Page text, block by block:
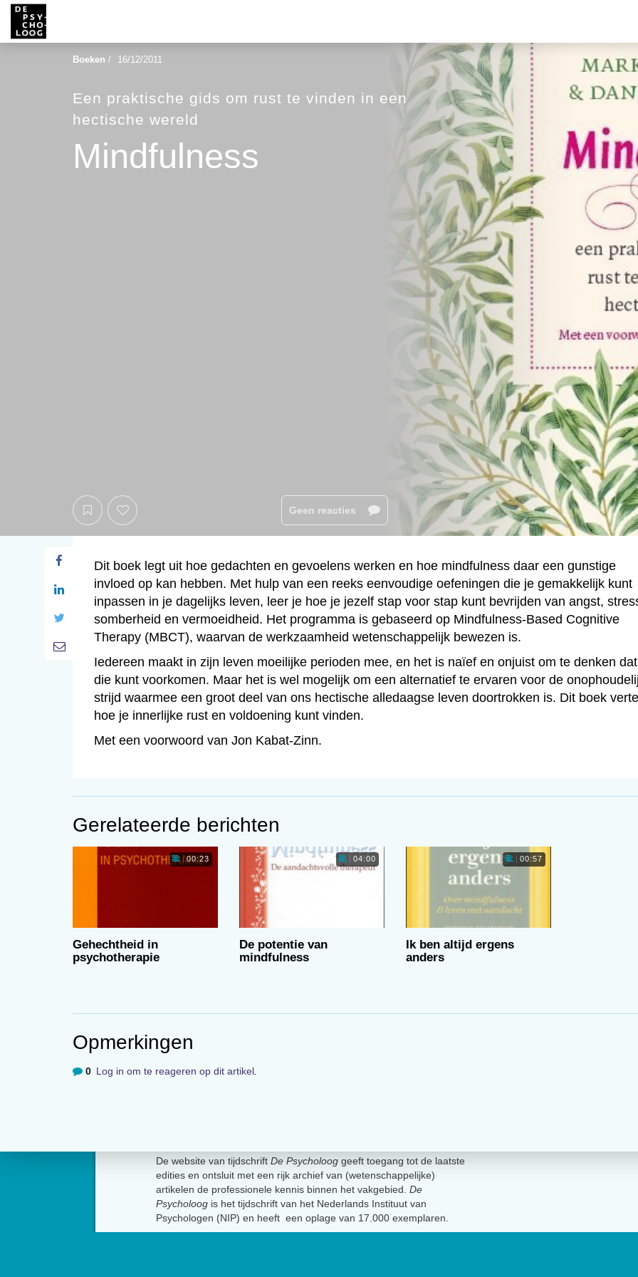
Boeken / 16/12/2011
Een praktische gids om rust te vinden in een
hectische wereld
Mindfulness
Geen reacties
Dit boek legt uit hoe gedachten en gevoelens werken en hoe mindfulness daar een gunstige
invloed op kan hebben. Met hulp van een reeks eenvoudige oefeningen die je gemakkelijk kunt
inpassen in je dagelijks leven, leer je hoe je jezelf stap voor stap kunt bevrijden van angst,
somberheid en vermoeidheid. Het programma is gebaseerd op Mindfulness-Based Cognitive
Therapy (MBCT), waarvan de werkzaamheid wetenschappelijk bewezen is.
Iedereen maakt in zijn leven moeilijke perioden mee, en het is naïef en onjuist om te denken
die kunt voorkomen. Maar het is wel mogelijk om een alternatief te ervaren voor de
strijd waarmee een groot deel van ons hectische alledaagse leven doortrokken is. Dit boek
hoe je innerlijke rust en voldoening kunt vinden.
Met een voorwoord van Jon Kabat-Zinn.
Gerelateerde berichten
00:23
Gehechtheid in
psychotherapie
04:00
De potentie van
mindfulness
00:57
Ik ben altijd ergens
anders
Opmerkingen
0 Log in om te reageren op dit artikel.
De website van tijdschrift De Psycholoog geeft toegang tot de laatste
edities en ontsluit met een rijk archief van (wetenschappelijke)
artikelen de professionele kennis binnen het vakgebied. De
Psycholoog is het tijdschrift van het Nederlands Instituut van
Psychologen (NIP) en heeft een oplage van 17.000 exemplaren.